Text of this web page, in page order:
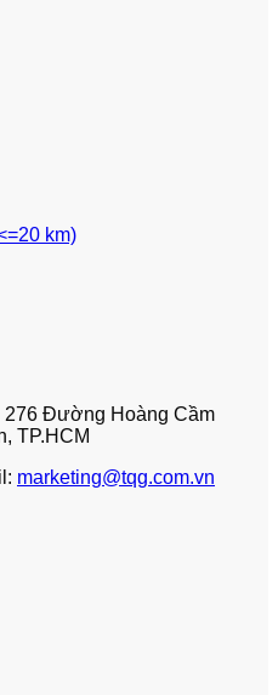
km)
Đường Hoàng Cầm
TP.HCM
marketing@tqg.com.vn